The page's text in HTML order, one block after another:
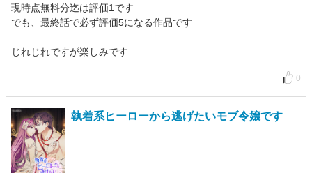
現時点無料分迄は評価1です
でも、最終話で必ず評価5になる作品です
じれじれですが楽しみです
0
執着系ヒーローから逃げたいモブ令嬢です